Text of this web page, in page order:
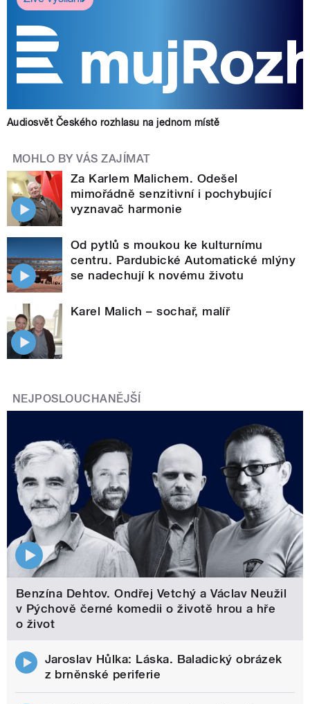
Audiosvět Českého rozhlasu na jednom místě
MOHLO BY VÁS ZAJÍMAT
Za Karlem Malichem. Odešel
mimořádně senzitivní i pochybující
vyznavač harmonie
Od pytlů s moukou ke kulturnímu
centru. Pardubické Automatické mlýny
se nadechují k novému životu
Karel Malich – sochař, malíř
NEJPOSLOUCHANĚJŠÍ
Benzína Dehtov. Ondřej Vetchý a Václav Neužil
v Pýchově černé komedii o životě hrou a hře
o život
Jaroslav Hůlka: Láska. Baladický obrázek
z brněnské periferie